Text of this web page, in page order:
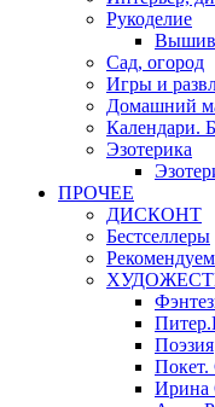
Рукоделие
Сад, огород
Игры и
Домашний
Календари.
Эзотерика
ПРОЧЕЕ
ДИСКОНТ
Бестселлеры
Рекомендуем
Поэзия
Покет.
Ирина